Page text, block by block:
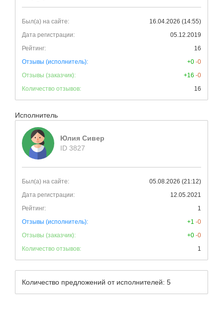
Был(а) на сайте:
16.04.2026 (14:55)
Дата регистрации:
05.12.2019
Рейтинг:
16
Отзывы (исполнитель):
+0 -0
Отзывы (заказчик):
+16 -0
Количество отзывов:
16
Исполнитель
Юлия Сивер
ID 3827
Был(а) на сайте:
05.08.2026 (21:12)
Дата регистрации:
12.05.2021
Рейтинг:
1
Отзывы (исполнитель):
+1 -0
Отзывы (заказчик):
+0 -0
Количество отзывов:
1
Количество предложений от исполнителей: 5